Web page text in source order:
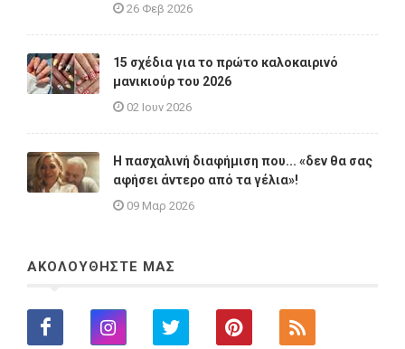
26 Φεβ 2026
15 σχέδια για το πρώτο καλοκαιρινό
μανικιούρ του 2026
02 Ιουν 2026
Η πασχαλινή διαφήμιση που... «δεν θα σας
αφήσει άντερο από τα γέλια»!
09 Μαρ 2026
ΑΚΟΛΟΥΘΗΣΤΕ ΜΑΣ